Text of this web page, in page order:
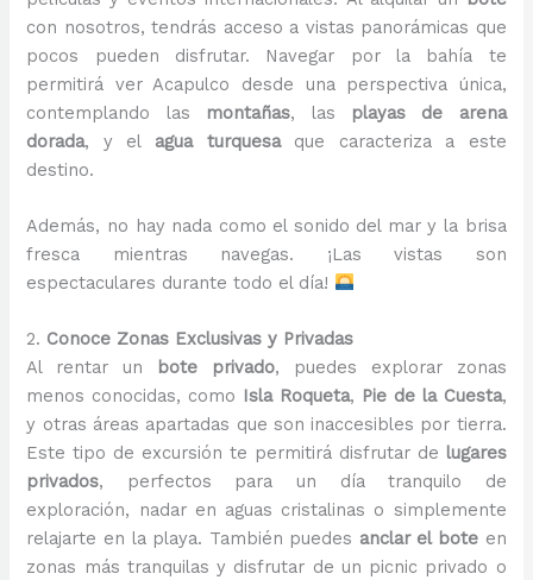
con nosotros, tendrás acceso a vistas panorámicas que
pocos pueden disfrutar. Navegar por la bahía te
permitirá ver Acapulco desde una perspectiva única,
contemplando las
montañas, las
playas de arena
dorada, y el agua turquesaque caracteriza a este
destino.
Además, no hay nada como el sonido del mar y la brisa
fresca mientras navegas. ¡Las vistas son
espectaculares durante todo el día!
2. Conoce Zonas Exclusivas y Privadas
Al rentar un
bote privado, puedes explorar zonas
menos conocidas, como Isla Roqueta, Pie de la Cuesta,
y otras áreas apartadas que son inaccesibles por tierra.
Este tipo de excursión te permitirá disfrutar de lugares
privados, perfectos para un día tranquilo de
exploración, nadar en aguas cristalinas o simplemente
relajarte en la playa. También puedes anclar el bote en
zonas más tranquilas y disfrutar de un picnic privado o